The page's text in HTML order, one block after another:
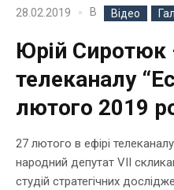
28.02.2019 В Відео
Юрій Сиротюк
телеканалу
лютого 2019
27 лютого в ефірі
народний депутат VII
студій стратегічних